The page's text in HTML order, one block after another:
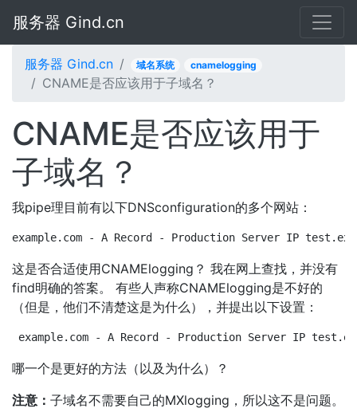
服务器 Gind.cn
服务器 Gind.cn 域名系统 cnamelogging
CNAME是否应该用于子域名？
CNAME是否应该用于
子域名？
我pipe理目前有以下DNSconfiguration的多个网站：
example.com - A Record - Production Server IP
这是否合适使用CNAMElogging？ 我在网上查找，并没有
find明确的答案。 有些人声称CNAMElogging是不好的
（但是，他们不清楚这是为什么），并提出以下设置：
example.com - A Record - Production Server IP
哪一个是更好的方法（以及为什么）？
注意： 子域名不需要自己的MXlogging，所以这不是问题。